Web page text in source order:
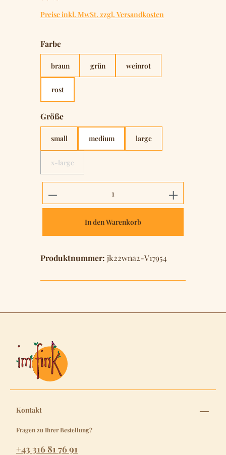
Preise inkl. MwSt. zzgl. Versandkosten
Farbeauswählen
braun grün weinrot
rost
Größeauswählen
small medium large
x-large
(Diese Option ist zurzeit nicht verfügbar.)
Produkt Anzahl: Gib den
In den Warenkorb
Produktnummer: jk22wna2-V17954
Kontakt
Fragen zu Ihrer Bestellung?
+43 316 81 76 91